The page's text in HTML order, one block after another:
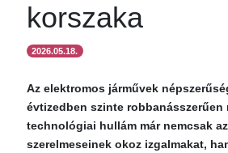
korszaka
2026.05.18.
Az elektromos járművek
évtizedben szinte robbanásszerűen
technológiai hullám már nemcsak
szerelmeseinek okoz izgalmakat,